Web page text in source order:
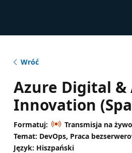
Wróć
Azure Digital &
Innovation
Formatuj:
Transmisja na żywo
Temat: DevOps, Praca
Język: Hiszpański